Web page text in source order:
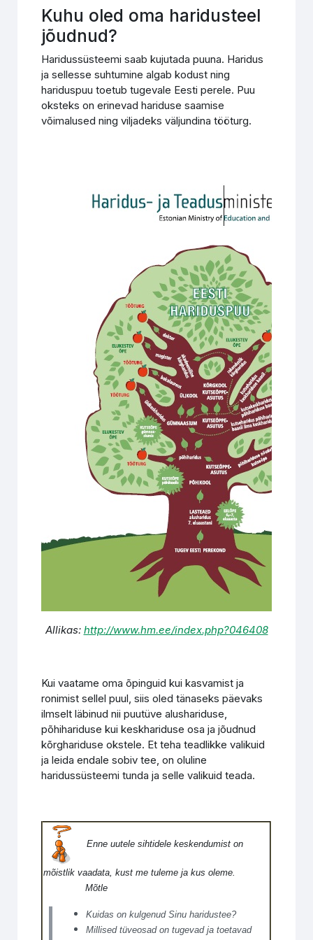
Kuhu oled oma haridusteel
jõudnud?
Haridussüsteemi saab kujutada puuna. Haridus
ja sellesse suhtumine algab kodust ning
hariduspuu toetub tugevale Eesti perele. Puu
oksteks on erinevad hariduse saamise
võimalused ning viljadeks väljundina tööturg.
Allikas: http://www.hm.ee/index.php?046408
Kui vaatame oma õpinguid kui kasvamist ja
ronimist sellel puul, siis oled tänaseks päevaks
ilmselt läbinud nii puutüve alushariduse,
põhihariduse kui keskhariduse osa ja jõudnud
kõrghariduse okstele. Et teha teadlikke valikuid
ja leida endale sobiv tee, on oluline
haridussüsteemi tunda ja selle valikuid teada.
Enne uutele sihtidele keskendumist on
mõistlik vaadata, kust me tuleme ja kus oleme.
Mõtle
Kuidas on kulgenud Sinu haridustee?
Millised tüveosad on tugevad ja toetavad